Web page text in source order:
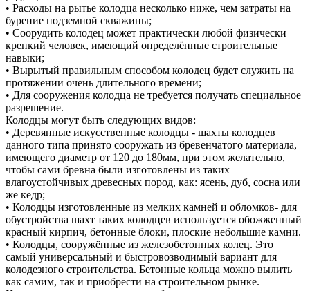
• Расходы на рытье колодца несколько ниже, чем затраты на
бурение подземной скважины;
• Соорудить колодец может практически любой физически
крепкий человек, имеющий определённые строительные
навыки;
• Вырытый правильным способом колодец будет служить на
протяжении очень длительного времени;
• Для сооружения колодца не требуется получать специальное
разрешение.
Колодцы могут быть следующих видов:
• Деревянные искусственные колодцы - шахты колодцев
данного типа принято сооружать из бревенчатого материала,
имеющего диаметр от 120 до 180мм, при этом желательно,
чтобы сами бревна были изготовлены из таких
влагоустойчивых древесных пород, как: ясень, дуб, сосна или
же кедр;
• Колодцы изготовленные из мелких камней и обломков- для
обустройства шахт таких колодцев используется обожженный
красный кирпич, бетонные блоки, плоские небольшие камни.
• Колодцы, сооружённые из железобетонных колец. Это
самый универсальный и быстровозводимый вариант для
колодезного строительства. Бетонные кольца можно вылить
как самим, так и приобрести на строительном рынке.